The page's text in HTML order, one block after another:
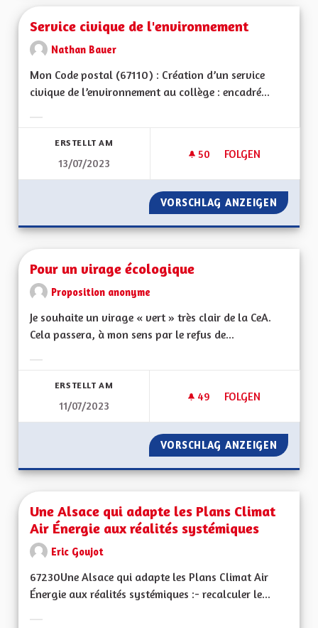
Service civique de l'environnement
Nathan Bauer
Mon Code postal (67110) : Création d’un service
civique de l’environnement au collège : encadré...
ERSTELLT AM
13/07/2023
50 50 FOLLOWER
FOLGEN
SERVICE CIVIQUE
VORSCHLAG ANZEIGEN
Pour un virage écologique
Proposition anonyme
Je souhaite un virage « vert » très clair de la CeA.
Cela passera, à mon sens par le refus de...
ERSTELLT AM
11/07/2023
49 49 FOLLOWER
FOLGEN
POUR UN VIRAGE
VORSCHLAG ANZEIGEN POUR
Une Alsace qui adapte les Plans Climat
Air Énergie aux réalités systémiques
Eric Goujot
67230Une Alsace qui adapte les Plans Climat Air
Énergie aux réalités systémiques :- recalculer le...